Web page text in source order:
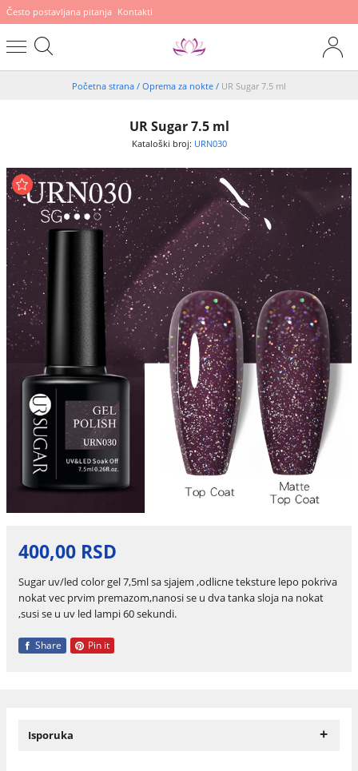
Često postavljana pitanja Kontakti
Početna strana / Oprema za nokte / UR Sugar 7.5 ml
UR Sugar 7.5 ml
Kataloški broj: URN030
400,00 RSD
Sugar uv/led color gel 7,5ml sa sjajem ,odlicne teksture lepo pokriva
nokat vec prvim premazom,nanosi se u dva tanka sloja na nokat
,susi se u uv led lampi 60 sekundi.
Share Pin it
Isporuka +